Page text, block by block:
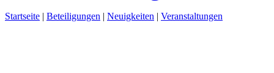
Startseite | Beteiligungen | Neuigkeiten | Veranstaltungen